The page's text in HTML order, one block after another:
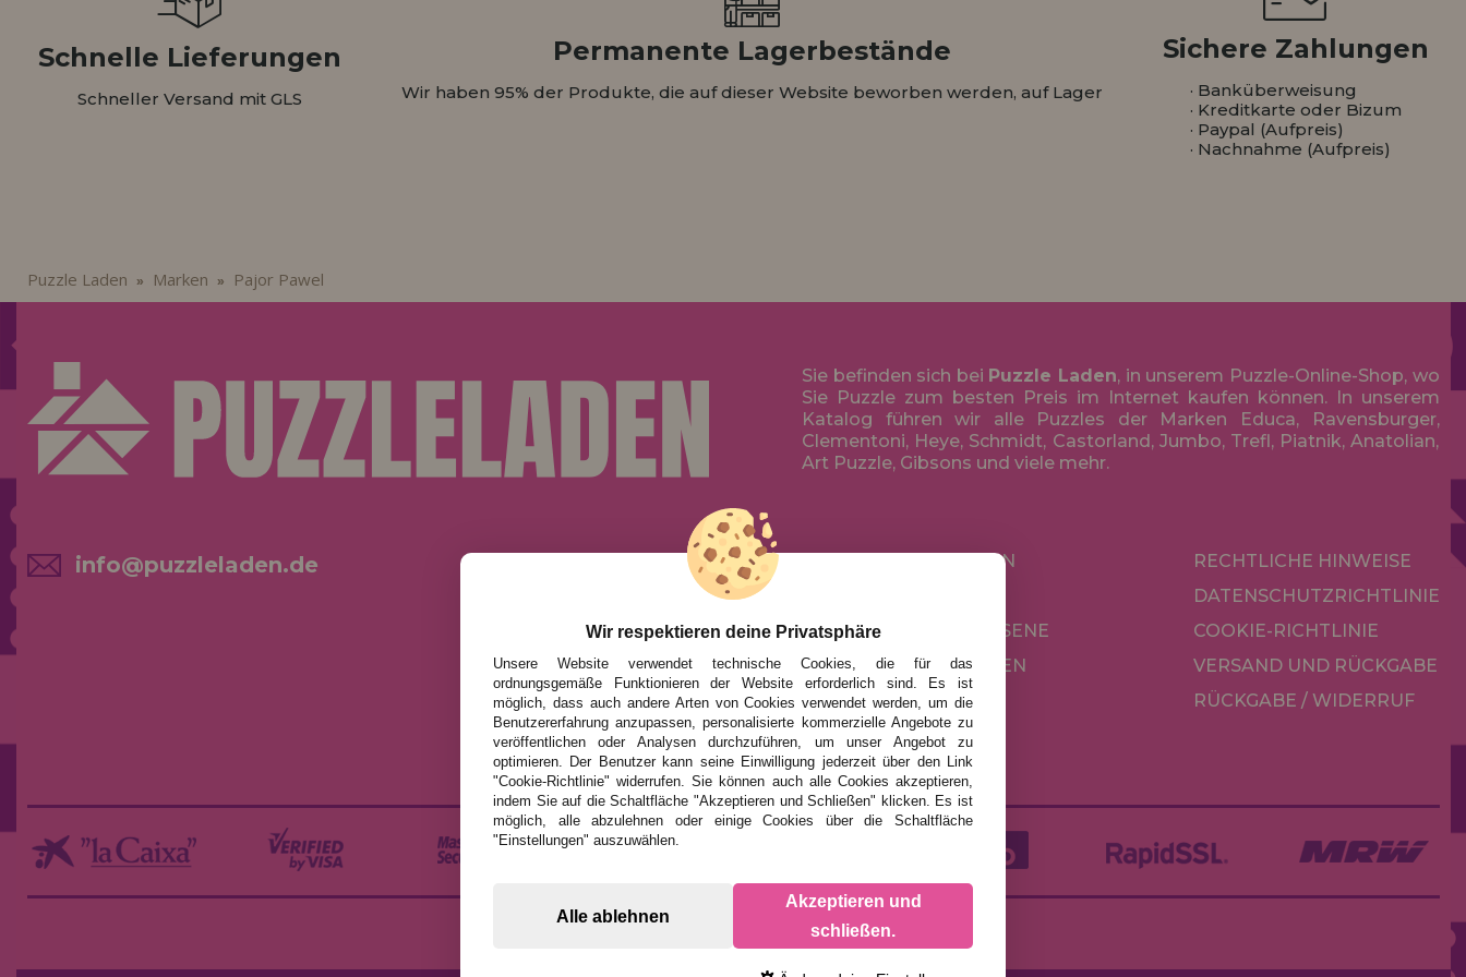
Schnelle Lieferungen
Schneller Versand mit GLS
Permanente Lagerbestände
Wir haben 95% der Produkte, die auf dieser Website beworben werden, auf Lager
Sichere Zahlungen
· Banküberweisung
· Kreditkarte oder Bizum
· Paypal (Aufpreis)
· Nachnahme (Aufpreis)
Puzzle Laden » Marken » Pajor Pawel
Sie befinden sich bei Puzzle Laden, in unserem Puzzle-Online-Shop, wo
Sie Puzzle zum besten Preis im Internet kaufen können. In unserem
Katalog führen wir alle Puzzles der Marken Educa, Ravensburger,
Clementoni, Heye, Schmidt, Castorland, Jumbo, Trefl, Piatnik, Anatolian,
Art Puzzle, Gibsons und viele mehr.
info@puzzleladen.de
AKTIONEN UND ANGEBOTE
NACH MARKEN
FÜR ERWACHSENE
NACH AUTOREN
ZUBEHÖR
BRETTSPIELE
RECHTLICHE HINWEISE
DATENSCHUTZRICHTLINIE
COOKIE-RICHTLINIE
VERSAND UND RÜCKGABE
RÜCKGABE / WIDERRUF
Wir respektieren deine Privatsphäre
Unsere Website verwendet technische Cookies, die für das
ordnungsgemäße Funktionieren der Website erforderlich sind. Es ist
möglich, dass auch andere Arten von Cookies verwendet werden, um die
Benutzererfahrung anzupassen, personalisierte kommerzielle Angebote zu
veröffentlichen oder Analysen durchzuführen, um unser Angebot zu
optimieren. Der Benutzer kann seine Einwilligung jederzeit über den Link
"Cookie-Richtlinie" widerrufen. Sie können auch alle Cookies akzeptieren,
indem Sie auf die Schaltfläche "Akzeptieren und Schließen" klicken. Es ist
möglich, alle abzulehnen oder einige Cookies über die Schaltfläche
"Einstellungen" auszuwählen.
Alle ablehnen
Akzeptieren und
schließen.